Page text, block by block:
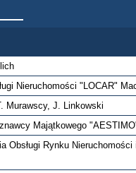
Nieruchomości "LOCAR"
Murawscy, J. Linkowski
Majątkowego
Obsługi Rynku